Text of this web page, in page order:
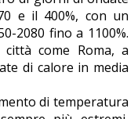
e il 400%, con un
2080 fino a 1100%.
come Roma, a
di calore in media
di temperatura